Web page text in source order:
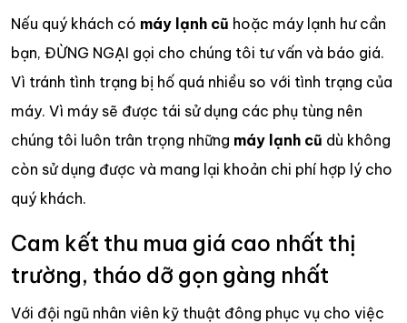
Nếu quý khách có máy lạnh cũ hoặc máy lạnh hư cần
bạn, ĐỪNG NGẠI gọi cho chúng tôi tư vấn và báo giá.
Vì tránh tình trạng bị hố quá nhiều so với tình trạng của
máy. Vì máy sẽ được tái sử dụng các phụ tùng nên
chúng tôi luôn trân trọng những máy lạnh cũ dù không
còn sử dụng được và mang lại khoản chi phí hợp lý cho
quý khách.
Cam kết thu mua giá cao nhất thị
trường, tháo dỡ gọn gàng nhất
Với đội ngũ nhân viên kỹ thuật đông phục vụ cho việc